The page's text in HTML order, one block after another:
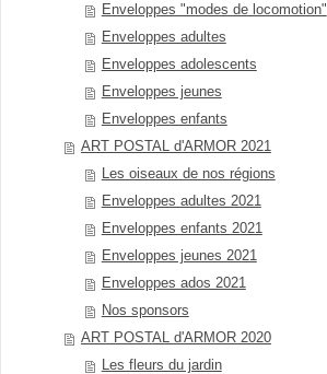
Enveloppes "modes de locomotion"
Enveloppes adultes
Enveloppes adolescents
Enveloppes jeunes
Enveloppes enfants
ART POSTAL d'ARMOR 2021
Les oiseaux de nos régions
Enveloppes adultes 2021
Enveloppes enfants 2021
Enveloppes jeunes 2021
Enveloppes ados 2021
Nos sponsors
ART POSTAL d'ARMOR 2020
Les fleurs du jardin